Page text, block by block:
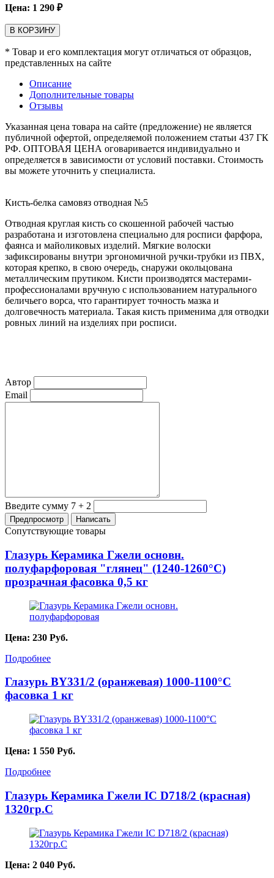
Цена: 1 290 ₽
В КОРЗИНУ
* Товар и его комплектация могут отличаться от образцов,
представленных на сайте
Описание
Дополнительные товары
Отзывы
Указанная цена товара на сайте (предложение) не является
публичной офертой, определяемой положением статьи 437 ГК
РФ. ОПТОВАЯ ЦЕНА оговаривается индивидуально и
определяется в зависимости от условий поставки. Стоимость
вы можете уточнить у специалиста.
Кисть-белка самовяз отводная №5
Отводная круглая кисть со скошенной рабочей частью
разработана и изготовлена специально для росписи фарфора,
фаянса и майоликовых изделий. Мягкие волоски
зафиксированы внутри эргономичной ручки-трубки из ПВХ,
которая крепко, в свою очередь, снаружи окольцована
металлическим прутиком. Кисти производятся мастерами-
профессионалами вручную с использованием натурального
беличьего ворса, что гарантирует точность мазка и
долговечность материала. Такая кисть применима для отводки
ровных линий на изделиях при росписи.
Автор
Email
Введите сумму 7 + 2
Сопутствующие товары
Глазурь Керамика Гжели основн.
полуфарфоровая "глянец" (1240-1260°С)
прозрачная фасовка 0,5 кг
Цена: 230 Руб.
Подробнее
Глазурь BY331/2 (оранжевая) 1000-1100°С
фасовка 1 кг
Цена: 1 550 Руб.
Подробнее
Глазурь Керамика Гжели IC D718/2 (красная)
1320гр.С
Цена: 2 040 Руб.